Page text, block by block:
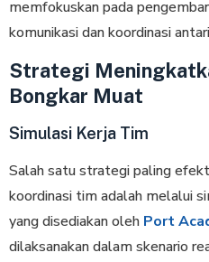
memfokuskan pada
komunikasi dan koordinasi
Strategi
Bongkar Muat
Simulasi Kerja Tim
Salah satu strategi paling
koordinasi tim adalah melalui
yang disediakan oleh Port
dilaksanakan dalam skenario